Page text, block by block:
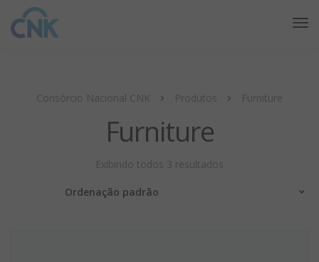
Consórcio Nacional CNK Produtos Furniture
Furniture
Exibindo todos 3 resultados